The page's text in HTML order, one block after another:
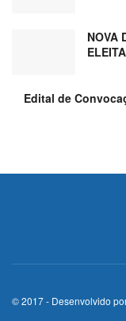
NOVA
Edital de
© 2017 - Desenvolvido